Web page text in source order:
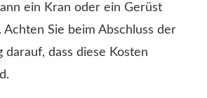
ein Kran oder ein Gerüst
Sie beim Abschluss der
darauf, dass diese Kosten